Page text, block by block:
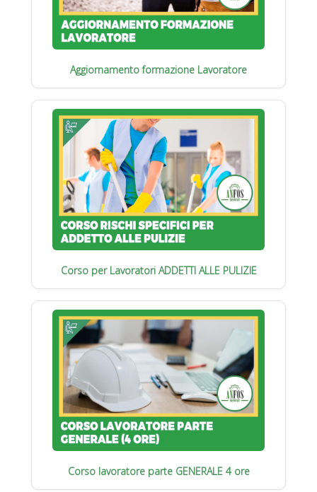
Aggiornamento formazione Lavoratore
Corso per Lavoratori ADDETTI ALLE PULIZIE
Corso lavoratore parte GENERALE 4 ore